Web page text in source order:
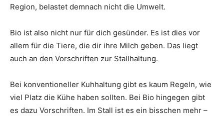
Region, belastet demnach nicht die Umwelt.
Bio ist also nicht nur für dich gesünder. Es ist dies vor
allem für die Tiere, die dir ihre Milch geben. Das liegt
auch an den Vorschriften zur Stallhaltung.
Bei konventioneller Kuhhaltung gibt es kaum Regeln, wie
viel Platz die Kühe haben sollten. Bei Bio hingegen gibt
es dazu Vorschriften. Im Stall ist es ein bisschen mehr –